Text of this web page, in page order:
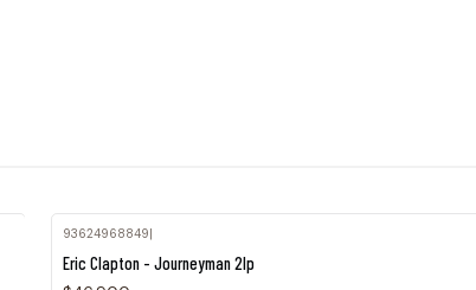
93624968849|
Eric Clapton - Journeyman 2lp